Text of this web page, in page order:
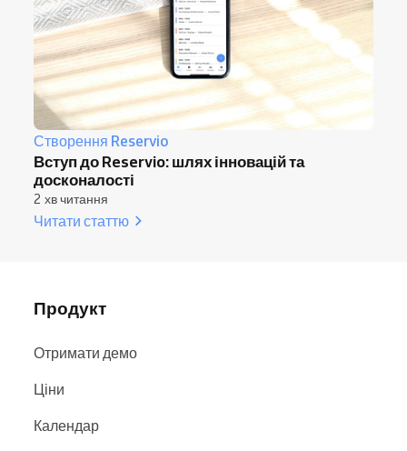
Створення Reservio
Вступ до Reservio: шлях інновацій та
досконалості
2 хв читання
Читати статтю
Продукт
Отримати демо
Ціни
Календар